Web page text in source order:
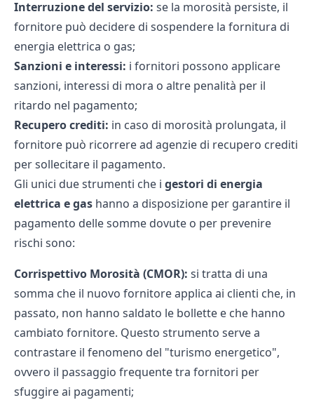
Interruzione del servizio: se la morosità persiste, il
fornitore può decidere di sospendere la fornitura di
energia elettrica o gas;
Sanzioni e interessi: i fornitori possono applicare
sanzioni, interessi di mora o altre penalità per il
ritardo nel pagamento;
Recupero crediti: in caso di morosità prolungata, il
fornitore può ricorrere ad agenzie di recupero crediti
per sollecitare il pagamento.
Gli unici due strumenti che i gestori di energia
elettrica e gas hanno a disposizione per garantire il
pagamento delle somme dovute o per prevenire
rischi sono:
Corrispettivo Morosità (CMOR): si tratta di una
somma che il nuovo fornitore applica ai clienti che, in
passato, non hanno saldato le bollette e che hanno
cambiato fornitore. Questo strumento serve a
contrastare il fenomeno del "turismo energetico",
ovvero il passaggio frequente tra fornitori per
sfuggire ai pagamenti;